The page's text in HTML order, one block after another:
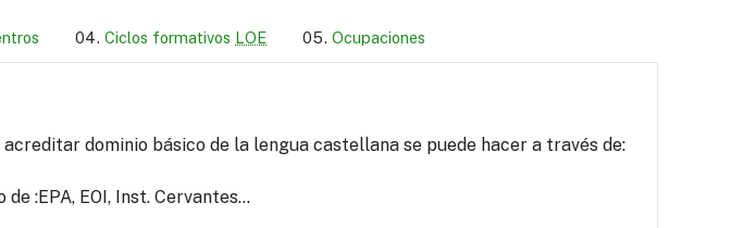
Ciclos formativos LOE Ocupaciones
acreditar dominio básico de la lengua castellana se puede hacer a través de:
:EPA, EOI, Inst. Cervantes...